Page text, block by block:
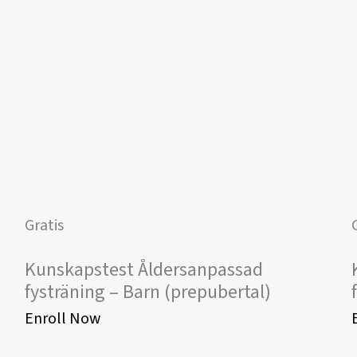
Gratis
Kunskapstest Åldersanpassad
fysträning – Barn (prepubertal)
Enroll Now